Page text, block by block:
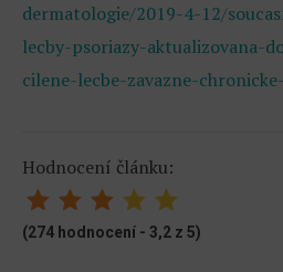
dermatologie/2019-4-12/
lecby-psoriazy-aktualizovana-
cilene-lecbe-zavazne-
Hodnocení článku:
(274 hodnocení - 3,2 z 5)